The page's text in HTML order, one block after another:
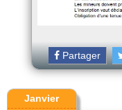
Partager
Janvier